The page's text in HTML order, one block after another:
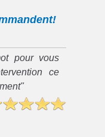
pour vous
ce